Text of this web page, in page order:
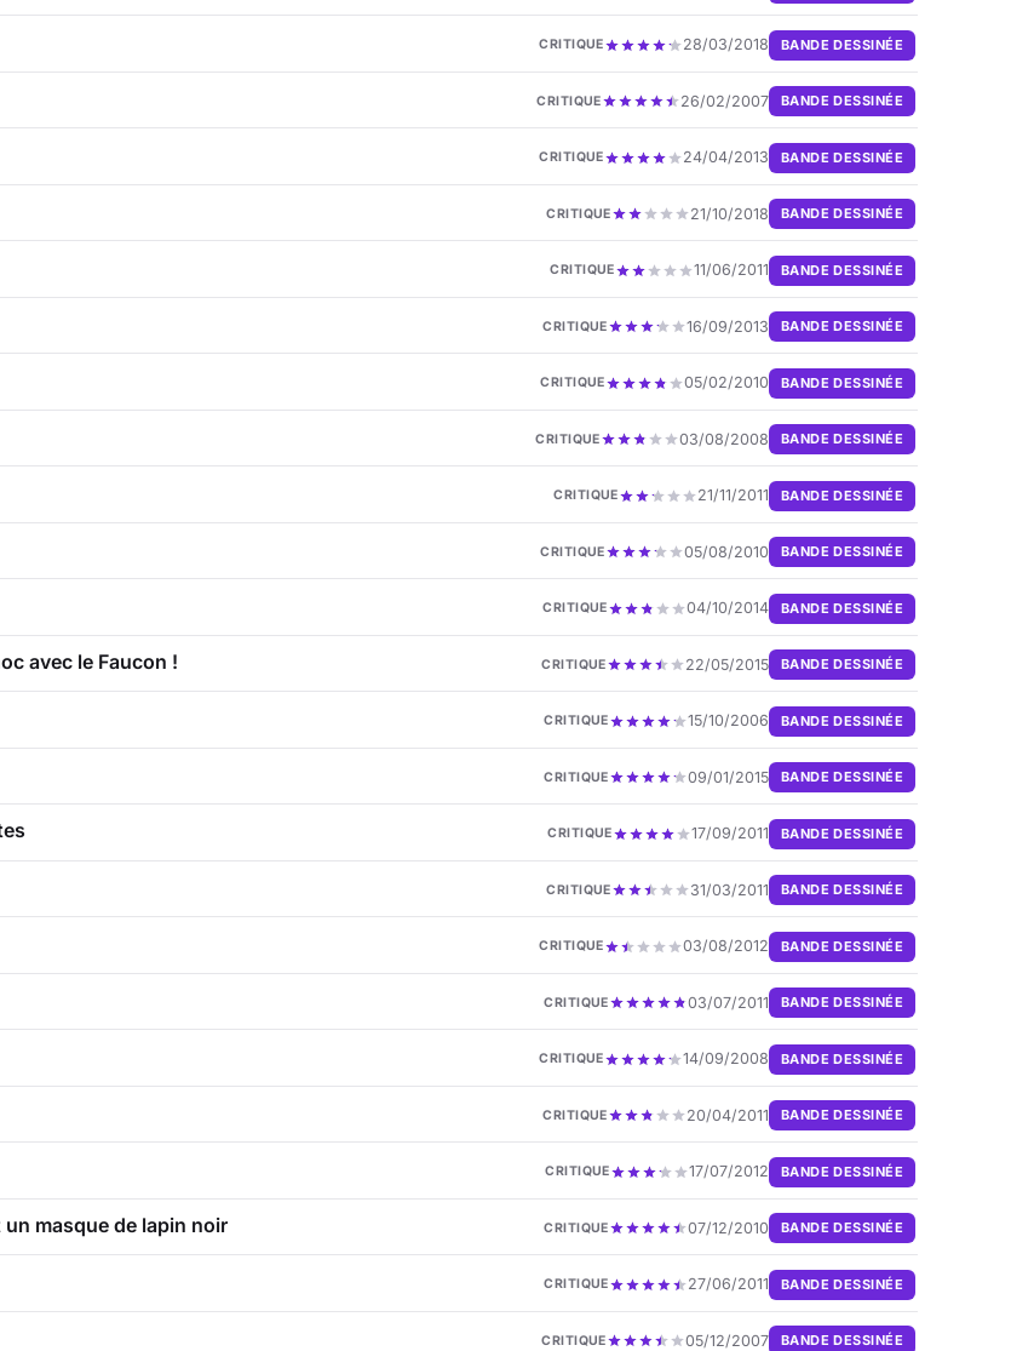
CRITIQUE 28/03/2018 BANDE DESSINÉE
CRITIQUE 26/02/2007 BANDE DESSINÉE
CRITIQUE 24/04/2013 BANDE DESSINÉE
CRITIQUE 21/10/2018 BANDE DESSINÉE
CRITIQUE 11/06/2011 BANDE DESSINÉE
CRITIQUE 16/09/2013 BANDE DESSINÉE
CRITIQUE 05/02/2010 BANDE DESSINÉE
CRITIQUE 03/08/2008 BANDE DESSINÉE
CRITIQUE 21/11/2011 BANDE DESSINÉE
CRITIQUE 05/08/2010 BANDE DESSINÉE
CRITIQUE 04/10/2014 BANDE DESSINÉE
avec le Faucon ! CRITIQUE 22/05/2015 BANDE DESSINÉE
CRITIQUE 15/10/2006 BANDE DESSINÉE
CRITIQUE 09/01/2015 BANDE DESSINÉE
CRITIQUE 17/09/2011 BANDE DESSINÉE
CRITIQUE 31/03/2011 BANDE DESSINÉE
CRITIQUE 03/08/2012 BANDE DESSINÉE
CRITIQUE 03/07/2011 BANDE DESSINÉE
CRITIQUE 14/09/2008 BANDE DESSINÉE
CRITIQUE 20/04/2011 BANDE DESSINÉE
CRITIQUE 17/07/2012 BANDE DESSINÉE
masque de lapin noir CRITIQUE 07/12/2010 BANDE DESSINÉE
CRITIQUE 27/06/2011 BANDE DESSINÉE
CRITIQUE 05/12/2007 BANDE DESSINÉE